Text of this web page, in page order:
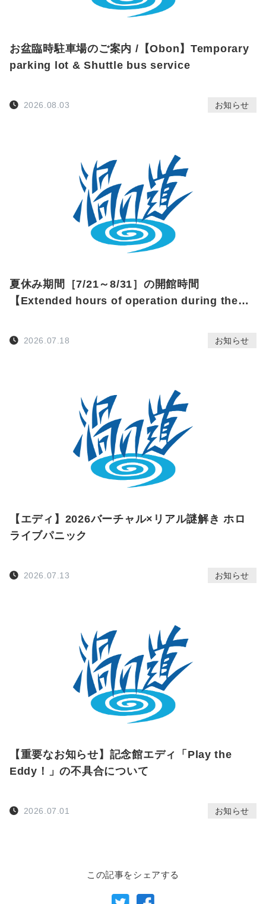
お盆臨時駐車場のご案内 /【Obon】Temporary
parking lot & Shuttle bus service
2026.08.03 お知らせ
夏休み期間［7/21～8/31］の開館時間
【Extended hours of operation during the
2026.07.18 お知らせ
【エディ】2026バーチャル×リアル謎解き ホロ
ライブパニック
2026.07.13 お知らせ
【重要なお知らせ】記念館エディ「Play the
Eddy！」の不具合について
2026.07.01 お知らせ
この記事をシェアする